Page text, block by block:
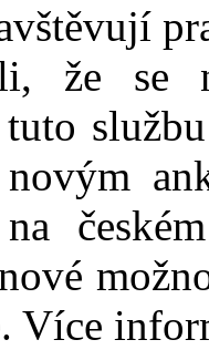
že se
Více